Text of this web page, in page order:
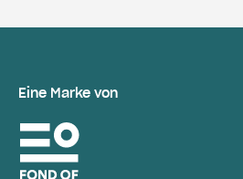
Eine Marke von